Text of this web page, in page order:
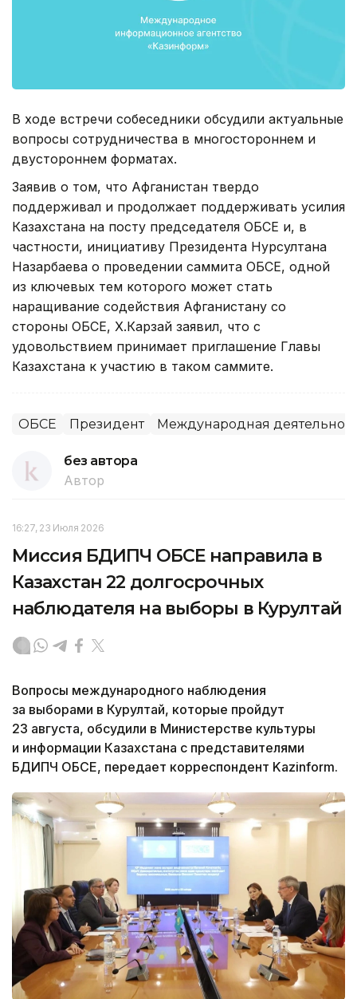
В ходе встречи собеседники обсудили актуальные
вопросы сотрудничества в многостороннем и
двустороннем форматах.
Заявив о том, что Афганистан твердо
поддерживал и продолжает поддерживать усилия
Казахстана на посту председателя ОБСЕ и, в
частности, инициативу Президента Нурсултана
Назарбаева о проведении саммита ОБСЕ, одной
из ключевых тем которого может стать
наращивание содействия Афганистану со
стороны ОБСЕ, Х.Карзай заявил, что с
удовольствием принимает приглашение Главы
Казахстана к участию в таком саммите.
ОБСЕ Президент Международная
без автора
Автор
16:27, 23 Июля 2026
Миссия БДИПЧ ОБСЕ направила в
Казахстан 22 долгосрочных
наблюдателя на выборы в Курултай
Вопросы международного наблюдения
за выборами в Курултай, которые пройдут
23 августа, обсудили в Министерстве культуры
и информации Казахстана с представителями
БДИПЧ ОБСЕ, передает корреспондент Kazinform.